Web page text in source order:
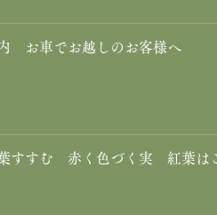
お車でお越しのお客様へ
すすむ 赤く色づく実 紅葉は